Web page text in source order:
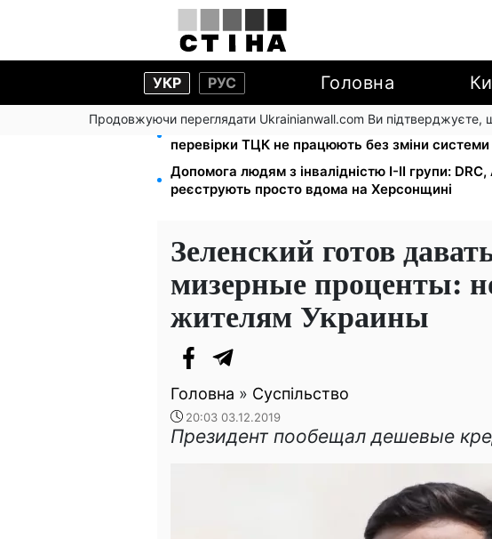
УКР РУС Головна
Продовжуючи переглядати Ukrainianwall.com Ви підтверджуєте,
Цифровізація справ і ВЛК: юрист Танасійчук
перевірки ТЦК не працюють без зміни системи
Допомога людям з інвалідністю I-II групи: DRC,
реєструють просто вдома на Херсонщині
Зеленский готов
мизерные проценты:
жителям Украины
Головна » Суспільство
20:03 03.12.2019
Президент пообещал дешевые